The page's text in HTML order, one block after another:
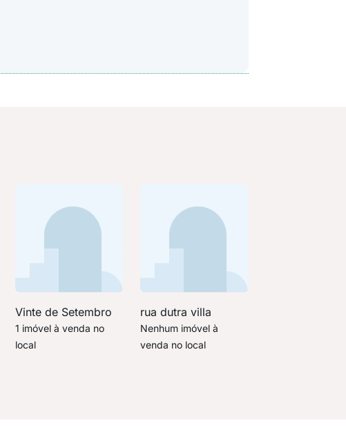
Vinte de Setembro
1 imóvel à venda no
local
rua dutra villa
Nenhum imóvel à
venda no local